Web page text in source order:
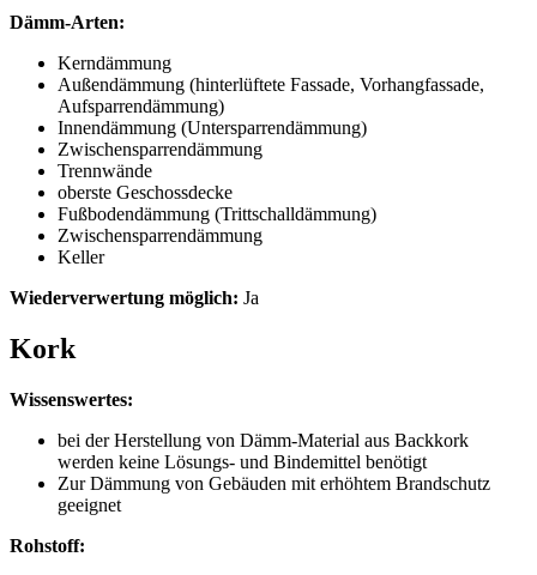
Dämm-Arten:
Kerndämmung
Außendämmung (hinterlüftete Fassade, Vorhangfassade,
Aufsparrendämmung)
Innendämmung (Untersparrendämmung)
Zwischensparrendämmung
Trennwände
oberste Geschossdecke
Fußbodendämmung (Trittschalldämmung)
Zwischensparrendämmung
Keller
Wiederverwertung möglich: Ja
Kork
Wissenswertes:
bei der Herstellung von Dämm-Material aus Backkork
werden keine Lösungs- und Bindemittel benötigt
Zur Dämmung von Gebäuden mit erhöhtem Brandschutz
geeignet
Rohstoff: